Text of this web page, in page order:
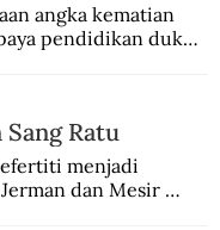
angka kematian
pendidikan dukun
Ratu
menjadi
dan Mesir